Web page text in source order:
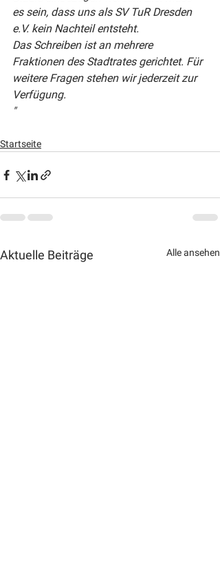
es sein, dass uns als SV TuR Dresden
e.V. kein Nachteil entsteht.
Das Schreiben ist an mehrere
Fraktionen des Stadtrates gerichtet. Für
weitere Fragen stehen wir jederzeit zur
Verfügung.
"
Startseite
Aktuelle Beiträge Alle ansehen